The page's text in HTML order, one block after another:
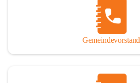
Gemeindevorstand